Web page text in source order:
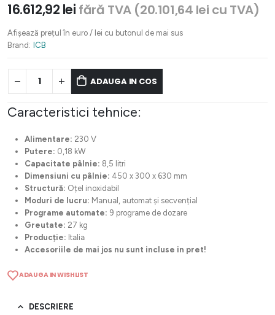
16.612,92 lei fără TVA (20.101,64 lei cu TVA)
Afișează prețul în euro / lei cu butonul de mai sus
Brand: ICB
ADAUGA IN COS
Caracteristici tehnice:
Alimentare: 230 V
Putere: 0,18 kW
Capacitate pâlnie: 8,5 litri
Dimensiuni cu pâlnie: 450 x 300 x 630 mm
Structură: Oțel inoxidabil
Moduri de lucru: Manual, automat și secvențial
Programe automate: 9 programe de dozare
Greutate: 27 kg
Producție: Italia
Accesoriile de mai jos nu sunt incluse in pret!
ADAUGA IN WISHLIST
DESCRIERE